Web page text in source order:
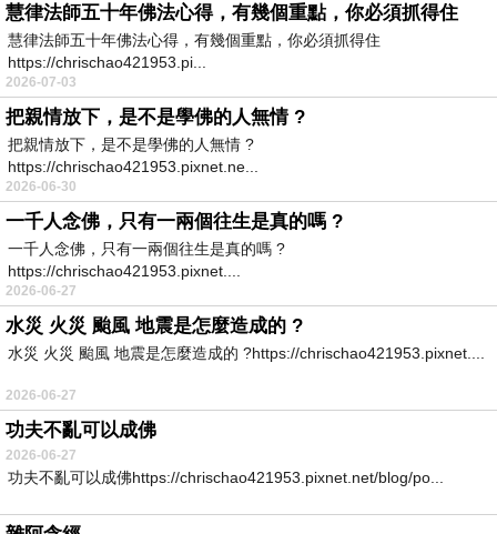
慧律法師五十年佛法心得，有幾個重點，你必須抓得住
慧律法師五十年佛法心得，有幾個重點，你必須抓得住
https://chrischao421953.pi...
2026-07-03
把親情放下，是不是學佛的人無情 ?
把親情放下，是不是學佛的人無情 ?
https://chrischao421953.pixnet.ne...
2026-06-30
一千人念佛，只有一兩個往生是真的嗎 ?
一千人念佛，只有一兩個往生是真的嗎 ?
https://chrischao421953.pixnet....
2026-06-27
水災 火災 颱風 地震是怎麼造成的 ?
水災 火災 颱風 地震是怎麼造成的 ?https://chrischao421953.pixnet....
2026-06-27
功夫不亂可以成佛
2026-06-27
功夫不亂可以成佛https://chrischao421953.pixnet.net/blog/po...